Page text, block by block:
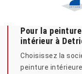
Pour la
intérieur à
Choisissez la
peinture